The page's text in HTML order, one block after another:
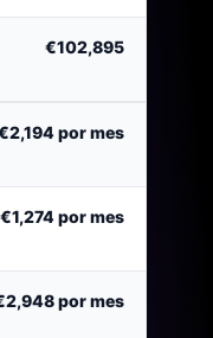
€102,895
por mes
€1,274por mes
por mes